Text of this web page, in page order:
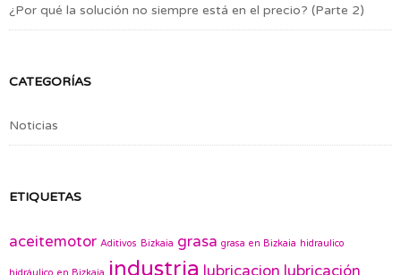
¿Por qué la solución no siempre está en el precio? (Parte 2)
CATEGORÍAS
Noticias
ETIQUETAS
aceitemotor Aditivos Bizkaia grasa grasa en Bizkaia hidraulico
industria